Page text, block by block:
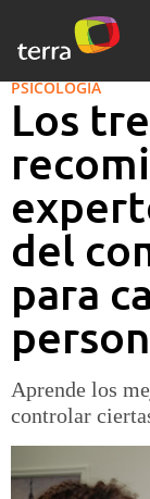
PSICOLOGÍA
Los
del
para
Aprende los
controlar